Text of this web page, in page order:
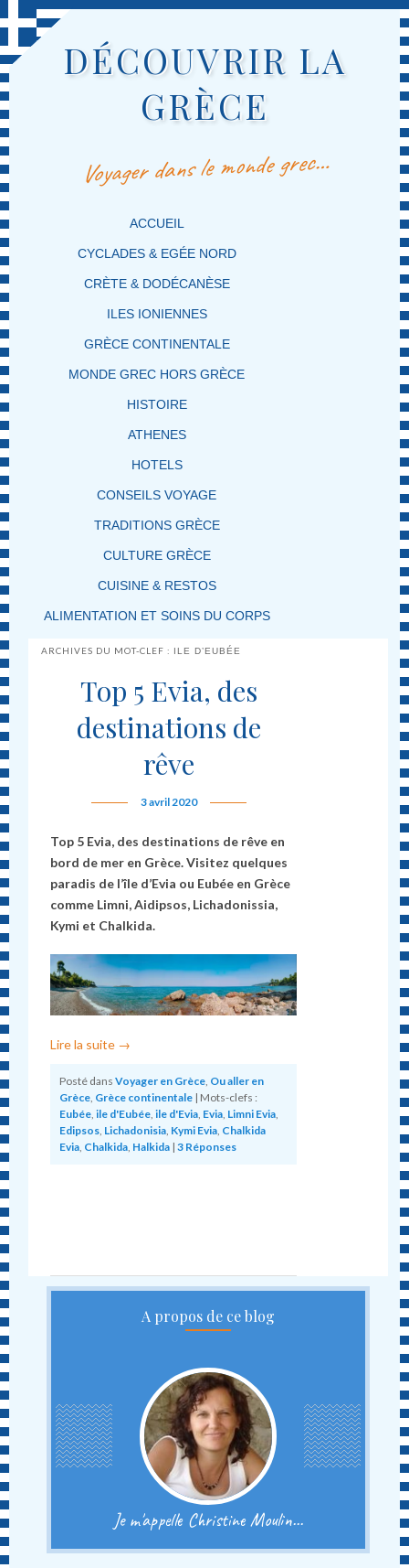
DÉCOUVRIR LA
GRÈCE
Voyager dans le monde grec…
MENU PRINCIPAL
MASQUER LA NAVIGATION PRINCIPALE
MASQUER LA NAVIGATION SECONDAIRE
ACCUEIL
CYCLADES & EGÉE NORD
CRÈTE & DODÉCANÈSE
ILES IONIENNES
GRÈCE CONTINENTALE
MONDE GREC HORS GRÈCE
HISTOIRE
ATHENES
HOTELS
CONSEILS VOYAGE
TRADITIONS GRÈCE
CULTURE GRÈCE
CUISINE & RESTOS
ALIMENTATION ET SOINS DU CORPS
ARCHIVES DU MOT-CLEF : ILE D’EUBÉE
Top 5 Evia, des
destinations de
rêve
3 avril 2020
Top 5 Evia, des destinations de rêve en
bord de mer en Grèce. Visitez quelques
paradis de l’île d’Evia ou Eubée en Grèce
comme Limni, Aidipsos, Lichadonissia,
Kymi et Chalkida.
Lire la suite →
Posté dans Voyager en Grèce, Ou aller en
Grèce, Grèce continentale | Mots-clefs :
Eubée,ile d'Eubée,ile d'Evia, Evia, Limni Evia,
Edipsos, Lichadonisia, Kymi Evia, Chalkida
Evia, Chalkida, Halkida |3 Réponses
A propos de ce blog
Je m'appelle Christine Moulin...